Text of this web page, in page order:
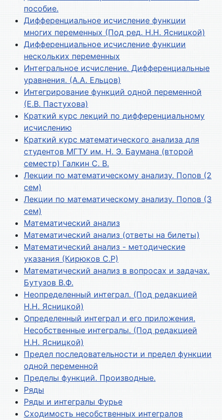
пособие.
Дифференциальное исчисление функции
многих переменных (Под ред. Н.Н. Ясницкой)
Дифференциальное исчисление функции
нескольких переменных
Интегральное исчисление. Дифференциальные
уравнения. (А.А. Ельцов)
Интегрирование функций одной переменной
(Е.В. Пастухова)
Краткий курс лекций по дифференциальному
исчислению
Краткий курс математического анализа для
студентов МГТУ им. Н. Э. Баумана (второй
семестр) Галкин С. В.
Лекции по математическому анализу. Попов (2
сем)
Лекции по математическому анализу. Попов (3
сем)
Математический анализ
Математический анализ (ответы на билеты)
Математический анализ - методические
указания (Кирюков С.Р)
Математический анализ в вопросах и задачах.
Бутузов В.Ф.
Неопределенный интеграл. (Под редакцией
Н.Н. Ясницкой)
Определенный интеграл и его приложения.
Несобственные интегралы. (Под редакцией
Н.Н. Ясницкой)
Предел последовательности и предел функции
одной переменной
Пределы функций. Производные.
Ряды
Ряды и интегралы Фурье
Сходимость несобственных интегралов